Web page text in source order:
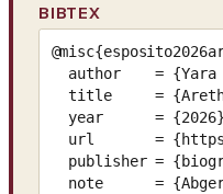
BIBTEX
author    = {Yara
title     =
year      =
url       =
publisher =
note      =